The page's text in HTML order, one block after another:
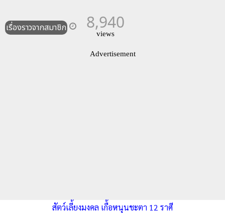
เรื่องราวจากสมาชิก 8,940
views
Advertisement
สัตว์เลี้ยงมงคล เกื้อหนุนชะตา 12 ราศี